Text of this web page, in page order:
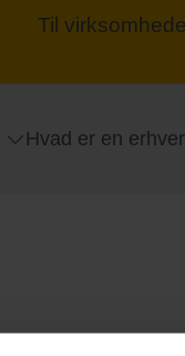
Til
Hvad er en